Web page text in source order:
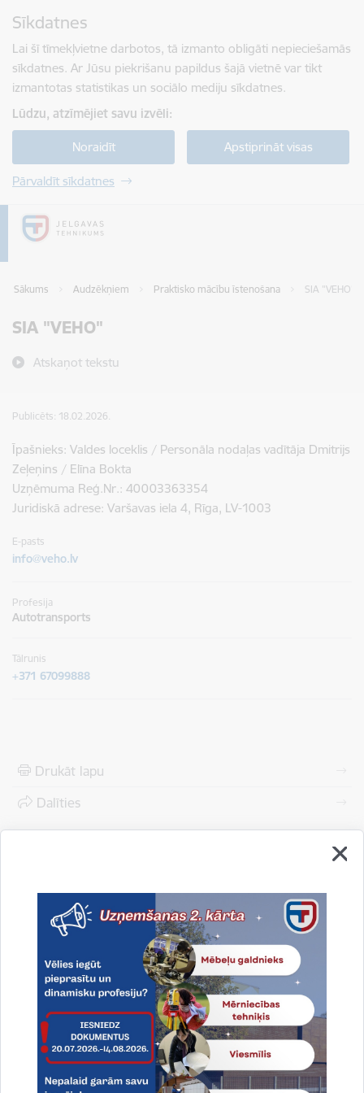
Sīkdatnes
Lai šī tīmekļvietne darbotos, tā izmanto obligāti nepieciešamās
sīkdatnes. Ar Jūsu piekrišanu papildus šajā vietnē var tikt
izmantotas statistikas un sociālo mediju sīkdatnes.
Lūdzu, atzīmējiet savu izvēli:
Noraidīt Apstiprināt visas
Pārvaldīt sīkdatnes
Sākums Audzēkņiem Praktisko mācību īstenošana SIA "VEHO"
SIA "VEHO"
Atskaņot tekstu
Publicēts: 18.02.2026.
Īpašnieks: Valdes loceklis / Personāla nodaļas vadītāja Dmitrijs
Zeļeņins / Elīna Bokta
Uzņēmuma Reģ.Nr.: 40003363354
Juridiskā adrese: Varšavas iela 4, Rīga, LV-1003
E-pasts
info@veho.lv
Profesija
Autotransports
Tālrunis
+371 67099888
Drukāt lapu
Dalīties
Vai šī informācija bija noderīga?